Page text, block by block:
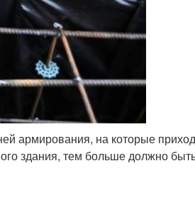
армирования, на которые
здания, тем больше должно